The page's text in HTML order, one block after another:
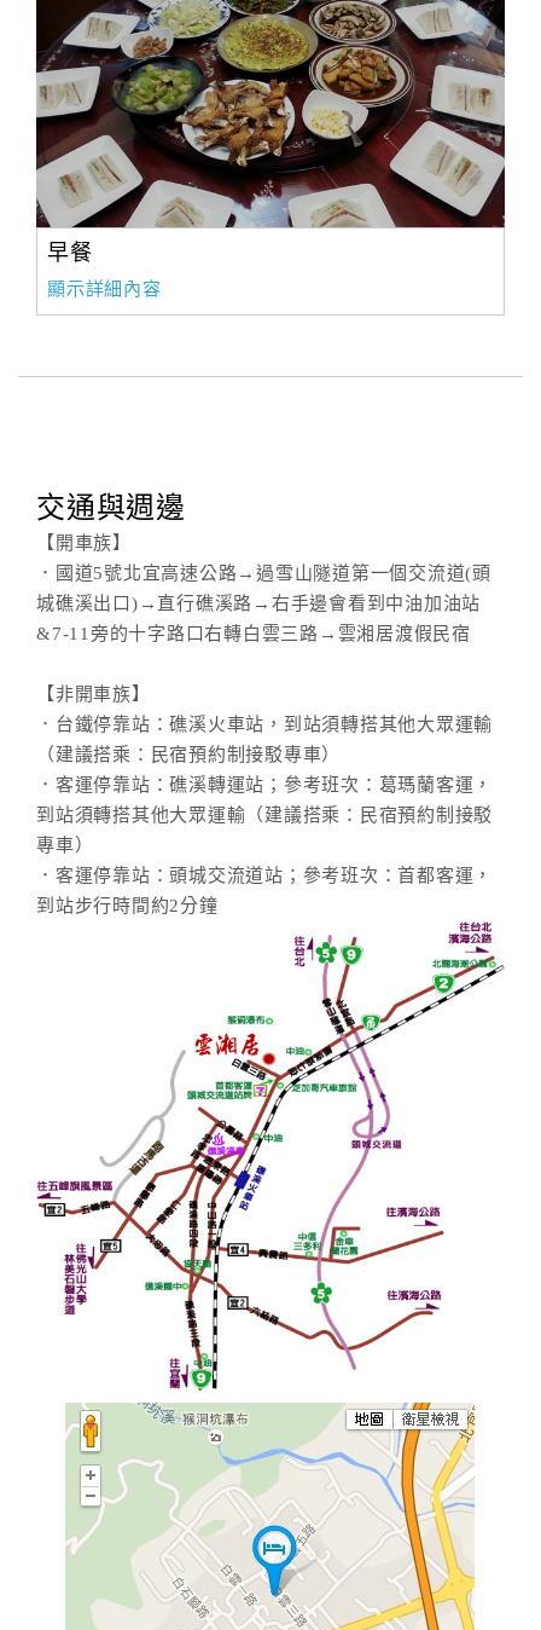
早餐
顯示詳細內容
交通與週邊
【開車族】
．國道5號北宜高速公路→過雪山隧道第一個交流道(頭
城礁溪出口)→直行礁溪路→右手邊會看到中油加油站
&7-11旁的十字路口右轉白雲三路→雲湘居渡假民宿
【非開車族】
．台鐵停靠站：礁溪火車站，到站須轉搭其他大眾運輸
（建議搭乘：民宿預約制接駁專車）
．客運停靠站：礁溪轉運站；參考班次：葛瑪蘭客運，
到站須轉搭其他大眾運輸（建議搭乘：民宿預約制接駁
專車）
．客運停靠站：頭城交流道站；參考班次：首都客運，
到站步行時間約2分鐘